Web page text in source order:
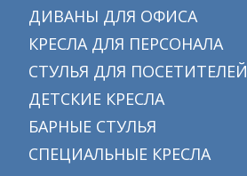
ДИВАНЫ ДЛЯ ОФИСА
КРЕСЛА ДЛЯ ПЕРСОНАЛА
СТУЛЬЯ ДЛЯ ПОСЕТИТЕЛЕЙ
ДЕТСКИЕ КРЕСЛА
БАРНЫЕ СТУЛЬЯ
СПЕЦИАЛЬНЫЕ КРЕСЛА